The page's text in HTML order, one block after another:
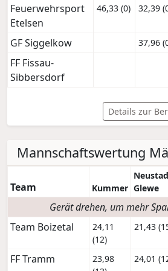
Feuerwehrsport
Etelsen
46,33 (0) 32,39
GF Siggelkow 37,96
FF Fissau-
Sibbersdorf
Details zur
Mannschaftswertung
Team Kummer Glewe
Gerät drehen, um mehr
Team Boizetal
24,11
(12)
21,43
FF Tramm
23,98
24,01